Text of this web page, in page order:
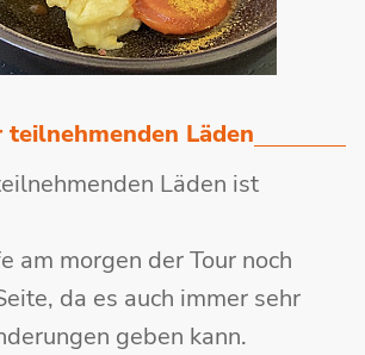
Läden
Läden ist
am morgen der Tour noch
da es auch immer sehr
geben kann.